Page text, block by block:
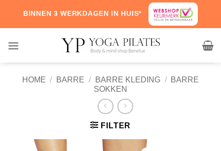
content
BINNEN 3 WERKDAGEN IN HUIS*
HOME / BARRE / BARRE KLEDING /
BARRE
SOKKEN
FILTER